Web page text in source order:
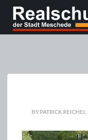
BY PATRICK REICHEL